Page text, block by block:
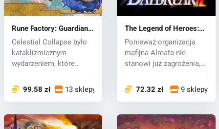
Rune Factory: Guardians
of Azuma (PC) key
Celestial Collapse było
kataklizmicznym
wydarzeniem, które
99.58 zł 13 sklepy
The Legend of Heroes:
Trails through Daybreak
II (PC) key
Ponieważ organizacja
mafijna Almata nie
stanowi już zagrożenia,
72.32 zł 9 sklepy